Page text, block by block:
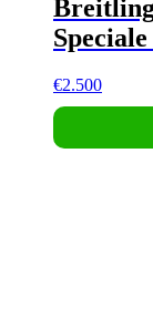
€2.500